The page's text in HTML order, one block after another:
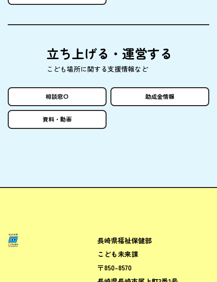
立ち上げる・ 運営する
こども場所に関する支援情報など
相談窓口 助成金情報
資料 ・ 動画
ながさきこども場所ポータルサ
長崎県福祉保健部
こども未来課
〒850-8570